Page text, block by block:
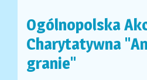
Ogólnopolska
Charytatywna
granie"